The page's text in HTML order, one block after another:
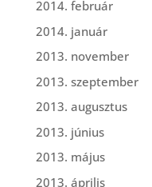
2014. február
2014. január
2013. november
2013. szeptember
2013. augusztus
2013. június
2013. május
2013. április